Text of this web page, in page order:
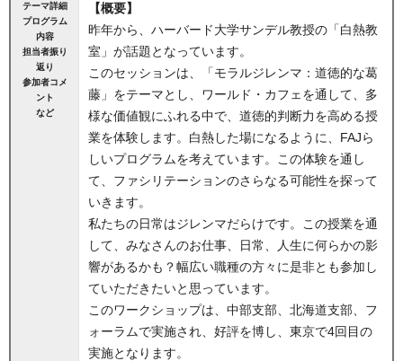
テーマ詳細
プログラム
内容
担当者振り
返り
参加者コメ
ント
など
【概要】
昨年から、ハーバード大学サンデル教授の「白熱教
室」が話題となっています。
このセッションは、「モラルジレンマ：道徳的な葛
藤」をテーマとし、ワールド・カフェを通して、多
様な価値観にふれる中で、道徳的判断力を高める授
業を体験します。白熱した場になるように、FAJら
しいプログラムを考えています。この体験を通し
て、ファシリテーションのさらなる可能性を探って
いきます。
私たちの日常はジレンマだらけです。この授業を通
して、みなさんのお仕事、日常、人生に何らかの影
響があるかも？幅広い職種の方々に是非とも参加し
ていただきたいと思っています。
このワークショップは、中部支部、北海道支部、フ
ォーラムで実施され、好評を博し、東京で4回目の
実施となります。